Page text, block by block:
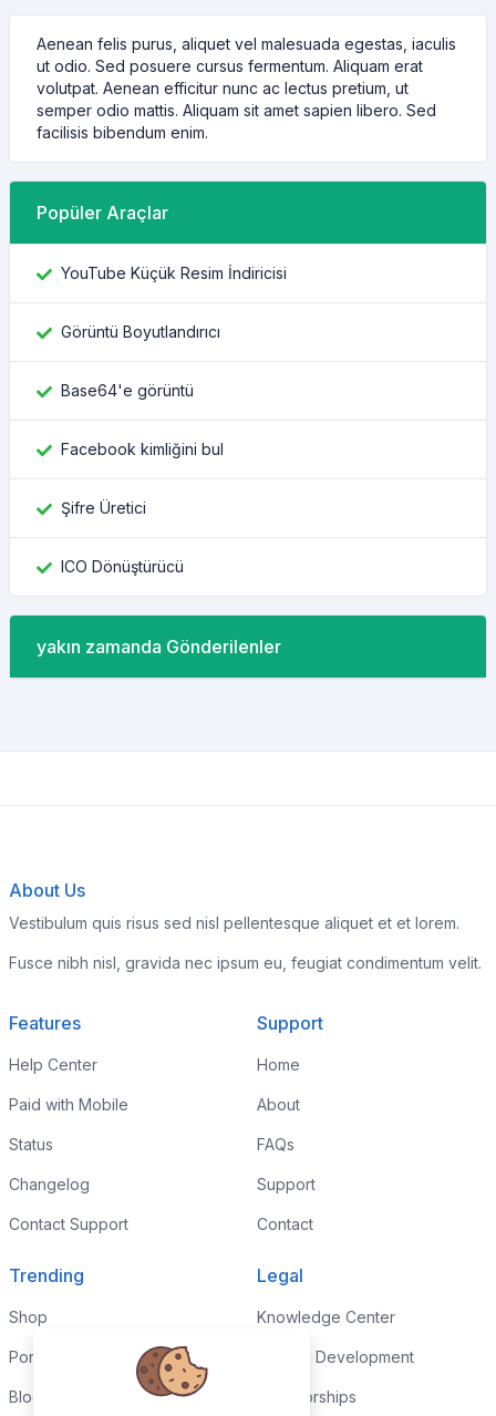
Aenean felis purus, aliquet vel malesuada egestas, iaculis
ut odio. Sed posuere cursus fermentum. Aliquam erat
volutpat. Aenean efficitur nunc ac lectus pretium, ut
semper odio mattis. Aliquam sit amet sapien libero. Sed
facilisis bibendum enim.
Popüler Araçlar
YouTube Küçük Resim İndiricisi
Görüntü Boyutlandırıcı
Base64'e görüntü
Facebook kimliğini bul
Şifre Üretici
ICO Dönüştürücü
yakın zamanda Gönderilenler
About Us
Vestibulum quis risus sed nisl pellentesque aliquet et et lorem.
Fusce nibh nisl, gravida nec ipsum eu, feugiat condimentum velit.
Features
Help Center
Paid with Mobile
Status
Changelog
Contact Support
Support
Home
About
FAQs
Support
Contact
Trending
Shop
Portfolio
Blog
Legal
Knowledge Center
Custom Development
Sponsorships